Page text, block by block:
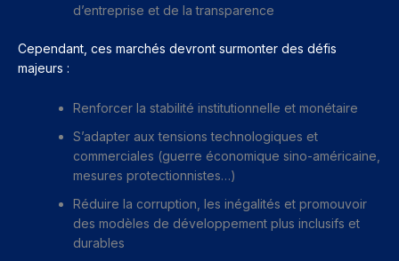
d’entreprise et de la transparence
Cependant, ces marchés devront surmonter des défis
majeurs :
Renforcer la stabilité institutionnelle et monétaire
S’adapter aux tensions technologiques et
commerciales (guerre économique sino-américaine,
mesures protectionnistes…)
Réduire la corruption, les inégalités et promouvoir
des modèles de développement plus inclusifs et
durables